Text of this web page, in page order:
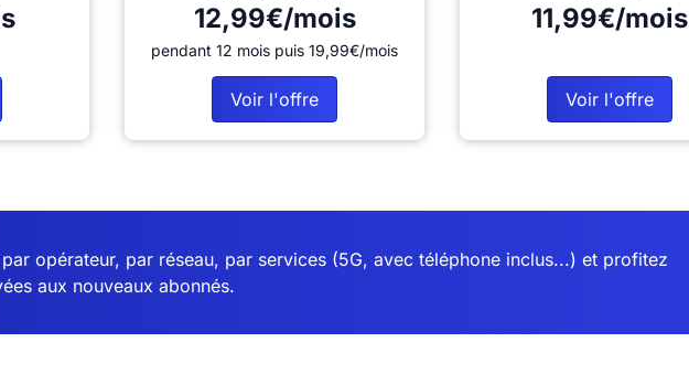
12,99€/mois
pendant 12 mois puis 19,99€/mois
Voir l'offre
11,99€/mois
Voir l'offre
opérateur, par réseau, par services (5G, avec téléphone inclus...) et profitez
aux nouveaux abonnés.